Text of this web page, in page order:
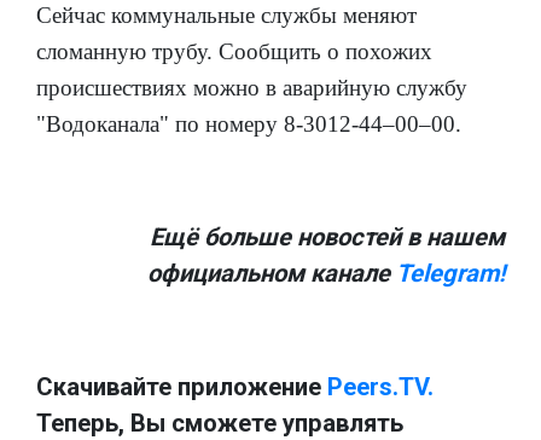
Сейчас коммунальные службы меняют
сломанную трубу. Сообщить о похожих
происшествиях можно в аварийную службу
"Водоканала" по номеру 8-3012-44‒00‒00.
Ещё больше новостей в нашем
официальном канале Telegram!
Скачивайте приложение Peers.TV.
Теперь, Вы сможете управлять